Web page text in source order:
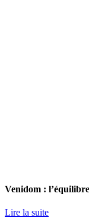
Venidom :
Lire la suite